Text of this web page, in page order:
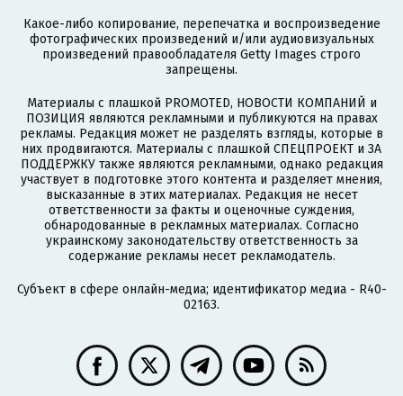
Какое-либо копирование, перепечатка и воспроизведение
фотографических произведений и/или аудиовизуальных
произведений правообладателя Getty Images строго
запрещены.
Материалы с плашкой PROMOTED, НОВОСТИ КОМПАНИЙ и
ПОЗИЦИЯ являются рекламными и публикуются на правах
рекламы. Редакция может не разделять взгляды, которые в
них продвигаются. Материалы с плашкой СПЕЦПРОЕКТ и ЗА
ПОДДЕРЖКУ также являются рекламными, однако редакция
участвует в подготовке этого контента и разделяет мнения,
высказанные в этих материалах. Редакция не несет
ответственности за факты и оценочные суждения,
обнародованные в рекламных материалах. Согласно
украинскому законодательству ответственность за
содержание рекламы несет рекламодатель.
Субъект в сфере онлайн-медиа; идентификатор медиа - R40-
02163.